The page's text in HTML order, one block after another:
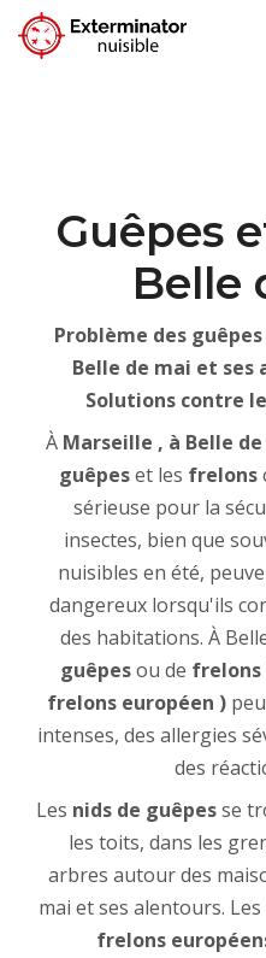
Guêpes
Belle
Problème des
Belle de mai et ses
Solutions contre
À Marseille , à Belle
guêpeset les frelons
sérieuse pour la
insectes, bien que
nuisibles en été,
dangereux lorsqu'ils
des habitations. À
guêpesou de frelons
frelons européen )
intenses, des allergies
des
Les nids de guêpesse
les toits, dans les
arbres autour des
mai et ses alentours. Les
frelons